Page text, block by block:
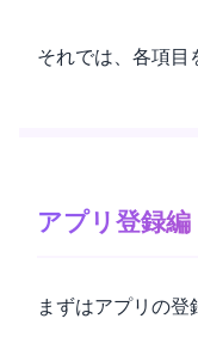
それでは、各項目
アプリ登録編
まずはアプリの